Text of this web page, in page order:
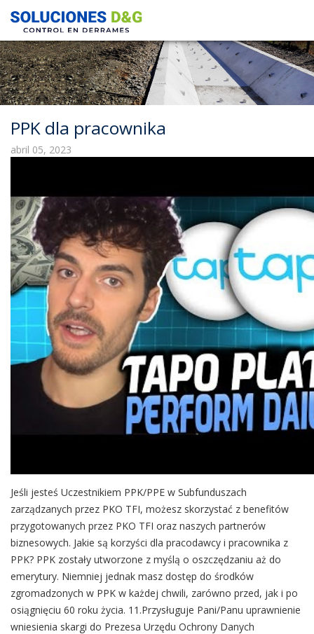
PPK dla pracownika
abril 05, 2023
Jeśli jesteś Uczestnikiem PPK/PPE w Subfunduszach
zarządzanych przez PKO TFI, możesz skorzystać z benefitów
przygotowanych przez PKO TFI oraz naszych partnerów
biznesowych. Jakie są korzyści dla pracodawcy i pracownika z
PPK? PPK zostały utworzone z myślą o oszczędzaniu aż do
emerytury. Niemniej jednak masz dostęp do środków
zgromadzonych w PPK w każdej chwili, zarówno przed, jak i po
osiągnięciu 60 roku życia. 11.Przysługuje Pani/Panu uprawnienie
wniesienia skargi do Prezesa Urzędu Ochrony Danych